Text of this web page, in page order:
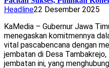
Headline22 Desember 2025
KaMedia – Gubernur Jawa
menegaskan komitmennya
vital pascabencana dengan
jembatan di Desa
jembatan ini, yang